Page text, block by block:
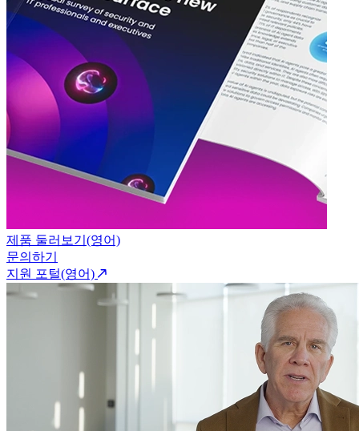
제품 둘러보기(영어)
문의하기
지원 포털(영어)